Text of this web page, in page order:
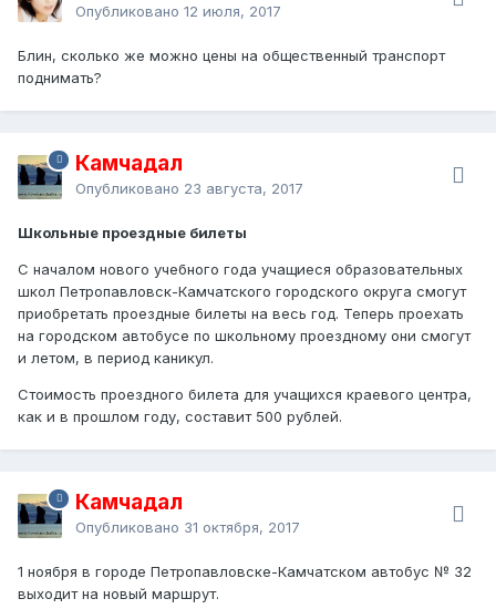
Опубликовано 12 июля, 2017
Блин, сколько же можно цены на общественный транспорт
поднимать?
Камчадал
Опубликовано 23 августа, 2017
Школьные проездные билеты
С началом нового учебного года учащиеся образовательных
школ Петропавловск-Камчатского городского округа смогут
приобретать проездные билеты на весь год. Теперь проехать
на городском автобусе по школьному проездному они смогут
и летом, в период каникул.
Стоимость проездного билета для учащихся краевого центра,
как и в прошлом году, составит 500 рублей.
Камчадал
Опубликовано 31 октября, 2017
1 ноября в городе Петропавловске-Камчатском автобус № 32
выходит на новый маршрут.